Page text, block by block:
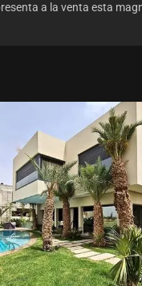
a la venta esta